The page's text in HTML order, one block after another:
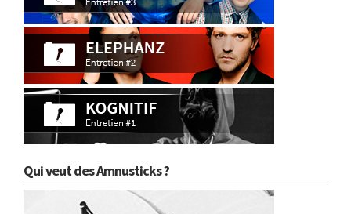
Qui veut des Amnusticks ?